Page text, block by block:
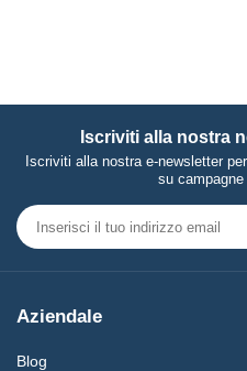
Iscriviti alla nostra
Iscriviti alla nostra e-newsletter
su
Aziendale
Blog